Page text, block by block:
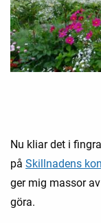
Nu kliar det i
på Skillnadens
ger mig massor
göra.